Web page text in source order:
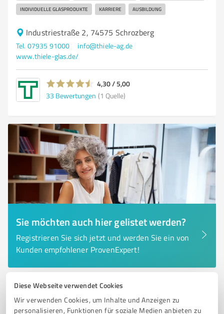
Diese Webseite verwendet Cookies
Wir verwenden Cookies, um Inhalte und Anzeigen zu
personalisieren, Funktionen für soziale Medien anbieten zu
INDIVIDUELLE GLASPRODUKTE KARRIERE AUSBILDUNG
Industriestraße 2, 74575 Schrozberg
Tel. 07935 91000
info@thiele-ag.de
www.thiele-glas.de/
4,30 / 5,00
33 Bewertungen (1 Quelle)
Sie möchten auch hier gelistet werden?
Registrieren Sie sich jetzt und werden Sie ein von
Kunden empfohlener ProvenExpert!
Lettering im Stall